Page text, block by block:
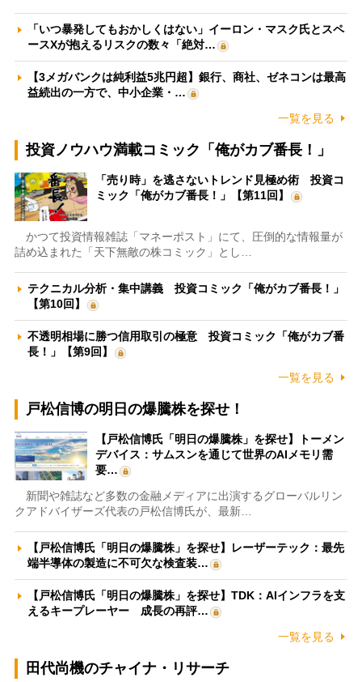
「いつ暴発してもおかしくはない」イーロン・マスク氏とスペ
ースXが抱えるリスクの数々「絶対…
【3メガバンクは純利益5兆円超】銀行、商社、ゼネコンは最高
益続出の一方で、中小企業・…
一覧を見る
投資ノウハウ満載コミック「俺がカブ番長！」
「売り時」を逃さないトレンド見極め術 投資コ
ミック「俺がカブ番長！」【第11回】
かつて投資情報雑誌「マネーポスト」にて、圧倒的な情報量が
詰め込まれた「天下無敵の株コミック」とし…
テクニカル分析・集中講義 投資コミック「俺がカブ番長！」
【第10回】
不透明相場に勝つ信用取引の極意 投資コミック「俺がカブ番
長！」【第9回】
一覧を見る
戸松信博の明日の爆騰株を探せ！
【戸松信博氏「明日の爆騰株」を探せ】トーメン
デバイス：サムスンを通じて世界のAIメモリ需
要…
新聞や雑誌など多数の金融メディアに出演するグローバルリン
クアドバイザーズ代表の戸松信博氏が、最新…
【戸松信博氏「明日の爆騰株」を探せ】レーザーテック：最先
端半導体の製造に不可欠な検査装…
【戸松信博氏「明日の爆騰株」を探せ】TDK：AIインフラを支
えるキープレーヤー 成長の再評…
一覧を見る
田代尚機のチャイナ・リサーチ